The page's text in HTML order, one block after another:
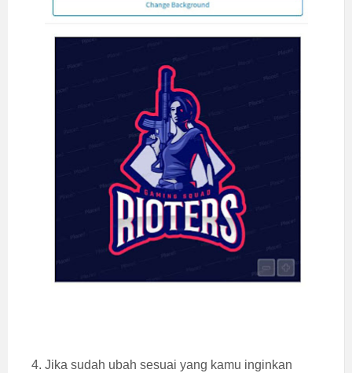
4. Jika sudah ubah sesuai yang kamu inginkan